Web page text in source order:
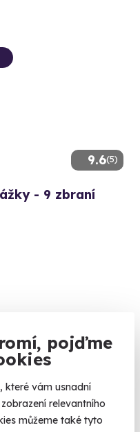
pojďme
které vám usnadní
relevantního
můžeme také tyto
9.6(5)
- 9 zbraní